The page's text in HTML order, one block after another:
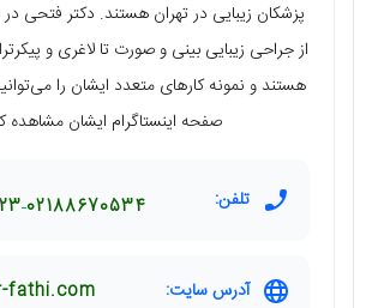
پزشکان زیبایی در تهران هستند. دکتر فتحی
از جراحی زیبایی بینی و صورت تا لاغری و
هستند و نمونه کارهای متعدد ایشان را
صفحه اینستاگرام ایشان مشاهده
تلفن: 02188670534
آدرس سایت: